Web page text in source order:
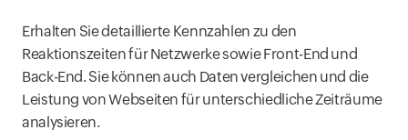
Erhalten Sie detaillierte Kennzahlen zu den
Reaktionszeiten für Netzwerke sowie Front-End und
Back-End. Sie können auch Daten vergleichen und die
Leistung von Webseiten für unterschiedliche Zeiträume
analysieren.